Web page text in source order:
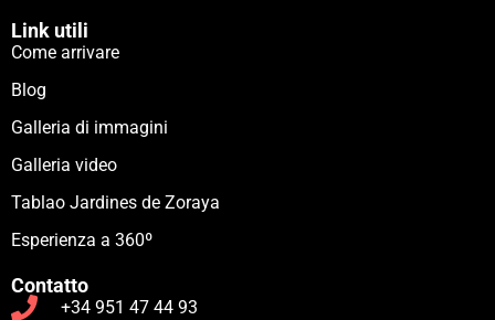
Link utili
Come arrivare
Blog
Galleria di immagini
Galleria video
Tablao Jardines de Zoraya
Esperienza a 360º
Contatto
+34 951 47 44 93